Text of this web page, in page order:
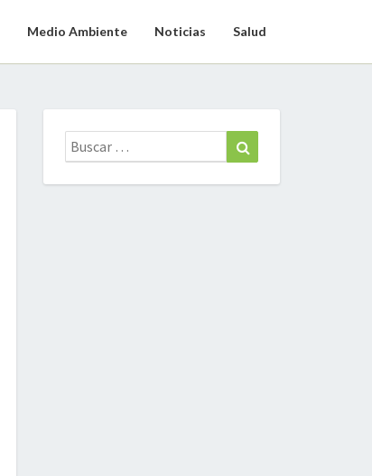
Medio Ambiente Noticias Salud
Buscar: